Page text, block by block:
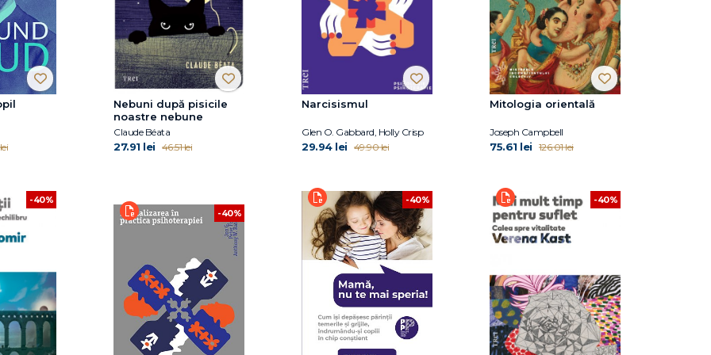
Nebuni după pisicile
noastre nebune
Claude Béata
27.91 lei 46.51 lei
Narcisismul
Glen O. Gabbard, Holly Crisp
29.94 lei 49.90 lei
Mitologia orientală
Joseph Campbell
75.61 lei 126.01 lei
-40%
-40%
-40% -40%